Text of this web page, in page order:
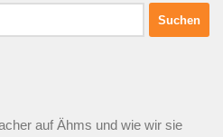
auf Ähms und wie wir sie